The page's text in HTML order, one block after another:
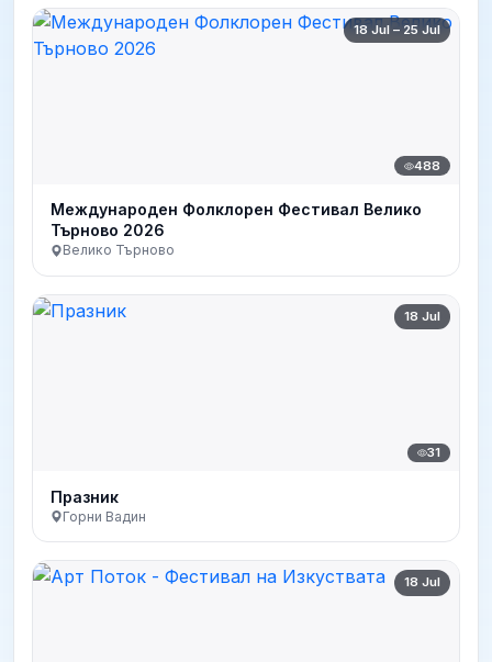
18 Jul – 25 Jul
488
Международен Фолклорен Фестивал Велико
Търново 2026
Велико Търново
18 Jul
31
Празник
Горни Вадин
18 Jul